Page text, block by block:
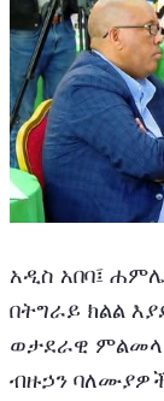
አዲስ አበባ፤
በትግራይ ክልል
ወታደራዊ ምልመላ
ብዙኃን